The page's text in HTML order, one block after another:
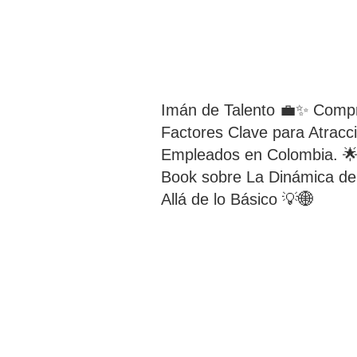
Imán de Talento 💼✨
Factores Clave para
Empleados en Colombia.
Book sobre La Dinámica
Allá de lo Básico 💡🌐